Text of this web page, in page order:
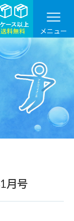
メニュー
月号